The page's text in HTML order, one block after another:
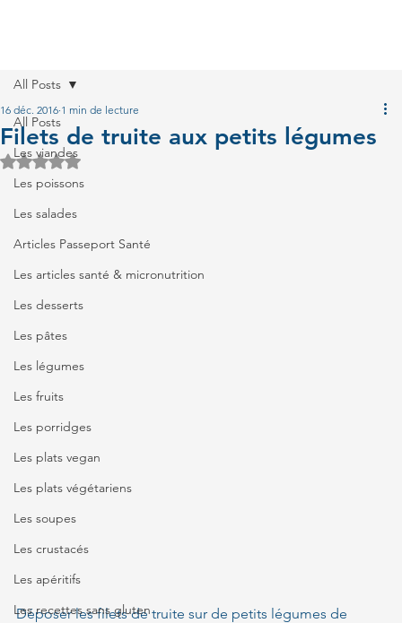
All Posts
Les viandes
Les poissons
Les salades
Articles Passeport Santé
Les articles santé & micronutrition
Les desserts
Les pâtes
Les légumes
Les fruits
Les porridges
Les plats vegan
Les plats végétariens
Les soupes
Les crustacés
Les apéritifs
Les recettes sans gluten
All Posts
Filets de truite aux petits légumes
16 déc. 2016 1 min de lecture
Noté NaN étoiles sur 5.
Déposer les filets de truite sur de petits légumes de